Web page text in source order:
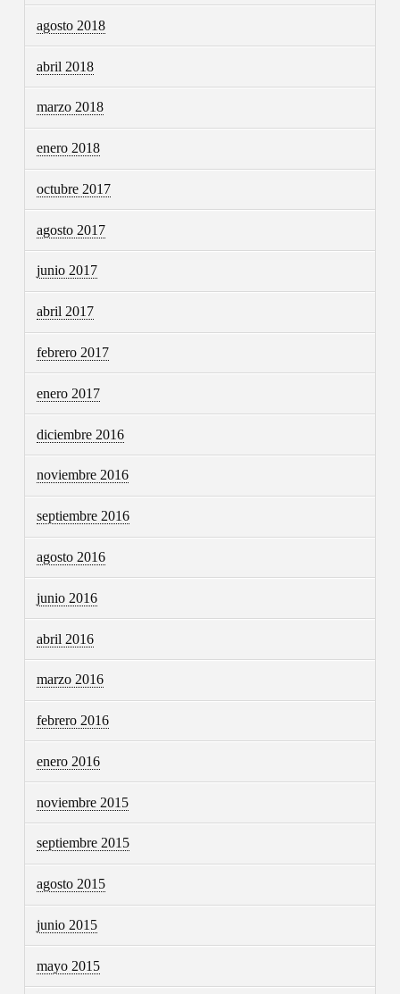
agosto 2018
abril 2018
marzo 2018
enero 2018
octubre 2017
agosto 2017
junio 2017
abril 2017
febrero 2017
enero 2017
diciembre 2016
noviembre 2016
septiembre 2016
agosto 2016
junio 2016
abril 2016
marzo 2016
febrero 2016
enero 2016
noviembre 2015
septiembre 2015
agosto 2015
junio 2015
mayo 2015